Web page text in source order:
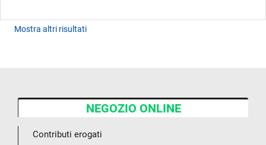
Mostra altri risultati
NEGOZIO ONLINE
Contributi erogati